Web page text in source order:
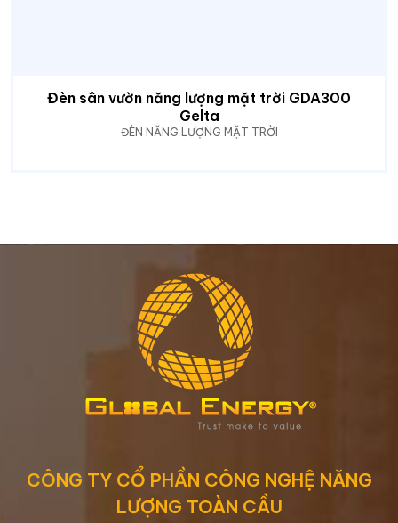
Đèn sân vườn năng lượng mặt trời GDA300
Gelta
ĐÈN NĂNG LƯỢNG MẶT TRỜI
CÔNG TY CỔ PHẦN CÔNG NGHỆ NĂNG
LƯỢNG TOÀN CẦU